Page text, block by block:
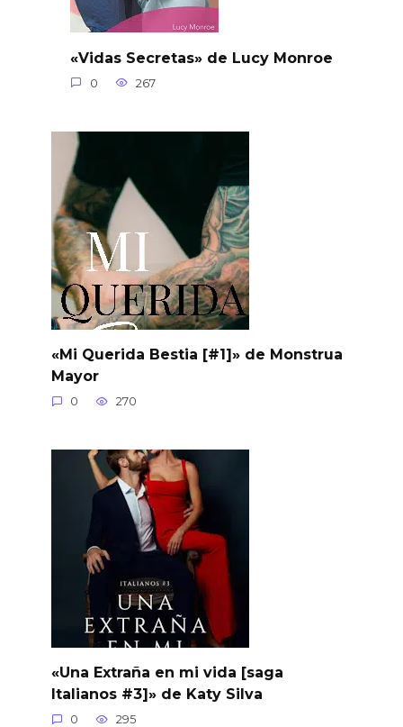
«Vidas Secretas» de Lucy Monroe
0 267
«Mi Querida Bestia [#1]» de Monstrua
Mayor
0 270
«Una Extraña en mi vida [saga
Italianos #3]» de Katy Silva
0 295